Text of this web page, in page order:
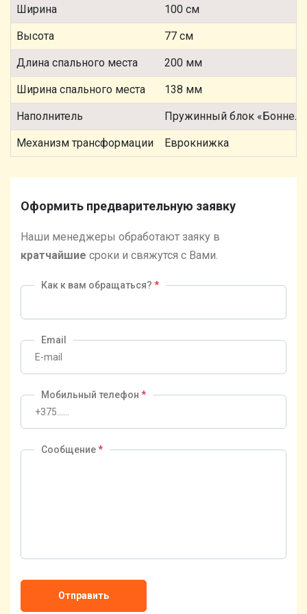
Ширина 100 см
Высота 77 см
Длина спального места 200 мм
Ширина спального места 138 мм
Наполнитель Пружинный блок
Механизм трансформации Еврокнижка
Оформить предварительную заявку
Наши менеджеры обработают заяку в
кратчайшие сроки и свяжутся с Вами.
Как к вам обращаться? *
Email
Мобильный телефон *
Сообщение*
Отправить